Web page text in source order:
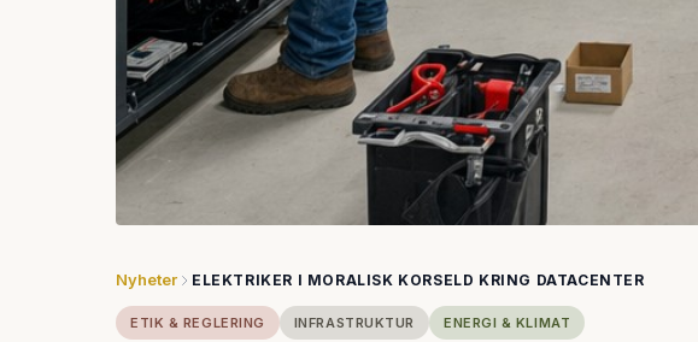
Nyheter ELEKTRIKER I MORALISK KORSELD KRING DATACENTER
ETIK & REGLERING INFRASTRUKTUR ENERGI & KLIMAT